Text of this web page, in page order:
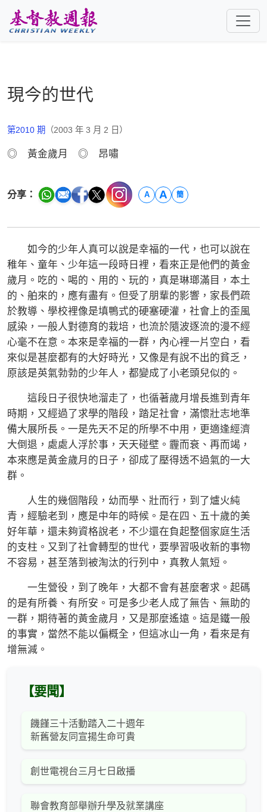
現今的世代
第2010 期 （2003 年 3 月 2 日）
◎ 黃金歲月 ◎ 昂嘯
分享： A A 簡
如今的少年人真可以說是幸福的一代，也可以說在
稚年、童年、少年這一段時日裡，看來正是他們的黃金
歲月。吃的、喝的、用的、玩的，真是琳瑯滿目，本土
的、舶來的，應有盡有。但受了朋輩的影響，家長們疏
於教導、學校裡像是填鴨式的硬塞硬灌，社會上的歪風
感染，一般人對德育的栽培，也流於隨波逐流的漫不經
心毫不在意。本來是幸福的一群，內心裡一片空白，看
來似是甚麼都有的大好時光，又像是有說不出的貧乏，
原該是英氣勃勃的少年人，都變成了小老頭兒似的。
這段日子很快地溜走了，也循著歲月增長進到青年
時期，又經過了求學的階段，踏足社會，滿懷壯志地準
備大展所長。一是先天不足的所學不中用，更適逢經濟
大倒退，處處人浮於事，天天碰壁。霾而衰、再而竭，
本來應是黃金歲月的日子，卻成了壓得透不過氣的一大
群。
人生的幾個階段，幼而學、壯而行，到了爐火純
青，經驗老到，應是中年的時候。是在四、五十歲的美
好年華，還未夠資格說老，不少還在負起整個家庭生活
的支柱。又到了社會轉型的世代，要學習吸收新的事物
不容易，甚至落到被淘汰的行列中，真教人氣短。
一生營役，到了晚年，大都不會有甚麼奢求。起碼
的是有所養、有所安。可是多少老人成了無告、無助的
一群，期待著的黃金歲月，又是那麼遙遠。這是鐵一般
的事實，當然不能以偏概全，但這冰山一角，看來是有
增無減。
【要聞】
饑饉三十活動踏入二十週年
新舊營友同宣揚生命可貴
創世電視台三月七日啟播
聯會教育部舉辦升學及就業講座